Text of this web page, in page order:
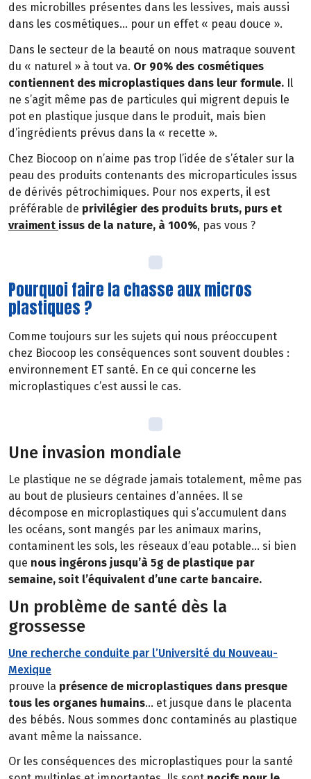
des microbilles présentes dans les lessives, mais aussi
dans les cosmétiques… pour un effet « peau douce ».
Dans le secteur de la beauté on nous matraque souvent
du « naturel » à tout va. Or 90% des cosmétiques
contiennent des microplastiques dans leur formule. Il
ne s’agit même pas de particules qui migrent depuis le
pot en plastique jusque dans le produit, mais bien
d’ingrédients prévus dans la « recette ».
Chez Biocoop on n’aime pas trop l’idée de s’étaler sur la
peau des produits contenants des microparticules issus
de dérivés pétrochimiques. Pour nos experts, il est
préférable de privilégier des produits bruts, purs et
vraiment issus de la nature, à 100%, pas vous ?
Pourquoi faire la chasse aux micros
plastiques ?
Comme toujours sur les sujets qui nous préoccupent
chez Biocoop les conséquences sont souvent doubles :
environnement ET santé. En ce qui concerne les
microplastiques c’est aussi le cas.
Une invasion mondiale
Le plastique ne se dégrade jamais totalement, même pas
au bout de plusieurs centaines d’années. Il se
décompose en microplastiques qui s’accumulent dans
les océans, sont mangés par les animaux marins,
contaminent les sols, les réseaux d’eau potable… si bien
que nous ingérons jusqu’à 5g de plastique par
semaine, soit l’équivalent d’une carte bancaire.
Un problème de santé dès la
grossesse
Une recherche conduite par l’Université du Nouveau-
Mexique
prouve la présence de microplastiques dans presque
tous les organes humains… et jusque dans le placenta
des bébés. Nous sommes donc contaminés au plastique
avant même la naissance.
Or les conséquences des microplastiques pour la santé